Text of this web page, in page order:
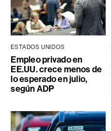
ESTADOS UNIDOS
Empleo privado en
EE.UU. crece menos de
lo esperado en julio,
según ADP